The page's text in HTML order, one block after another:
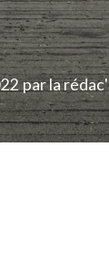
parla rédac'